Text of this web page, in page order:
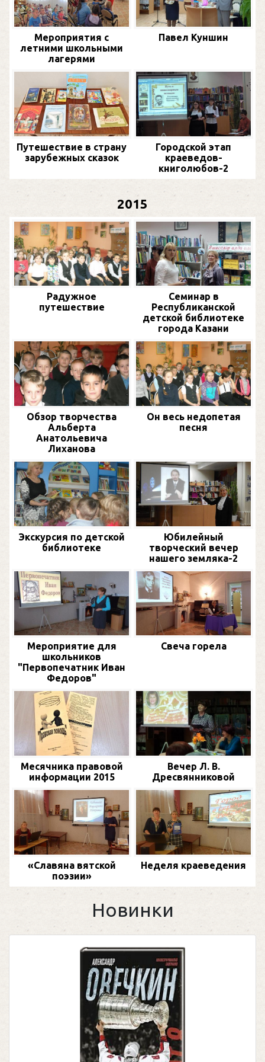
Мероприятия с
летними школьными
лагерями
Павел Куншин
Путешествие в страну
зарубежных сказок
Городской этап
краеведов-
книголюбов-2
2015
Радужное
путешествие
Семинар в
Республиканской
детской библиотеке
города Казани
Обзор творчества
Альберта
Анатольевича
Лиханова
Он весь недопетая
песня
Экскурсия по детской
библиотеке
Юбилейный
творческий вечер
нашего земляка-2
Мероприятие для
школьников
"Первопечатник Иван
Федоров"
Свеча горела
Месячника правовой
информации 2015
Вечер Л. В.
Дресвянниковой
«Славяна вятской
поэзии»
Неделя краеведения
Новинки